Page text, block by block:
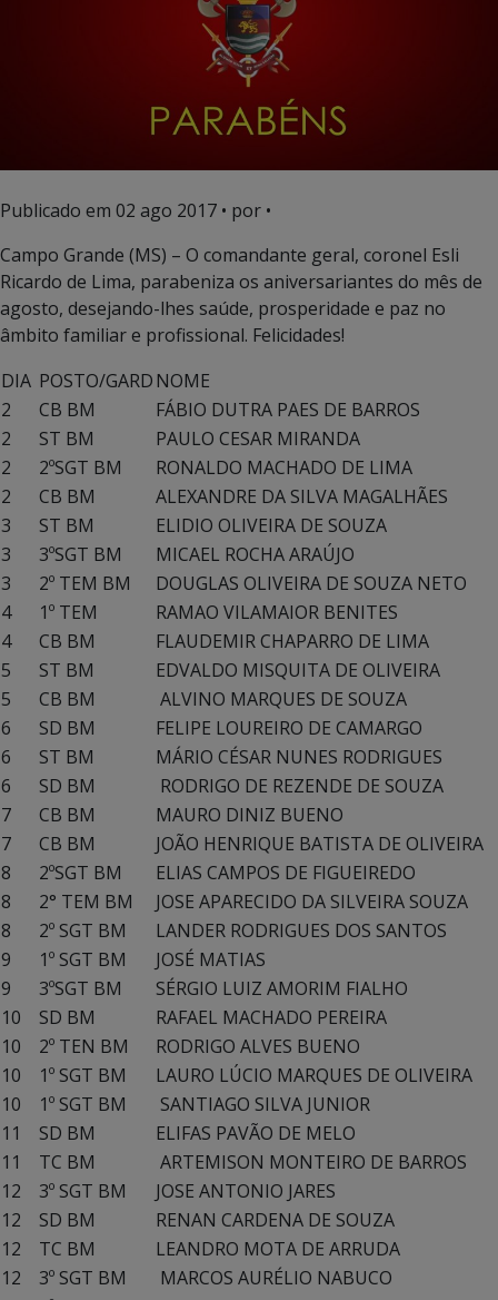
Publicado em 02 ago 2017 • por •
Campo Grande (MS) – O comandante geral, coronel Esli
Ricardo de Lima, parabeniza os aniversariantes do mês de
agosto, desejando-lhes saúde, prosperidade e paz no
âmbito familiar e profissional. Felicidades!
DIA POSTO/GARDNOME
2
CB BM
FÁBIO DUTRA PAES DE BARROS
2
ST BM
PAULO CESAR MIRANDA
2
2ºSGT BM
RONALDO MACHADO DE LIMA
2
CB BM
ALEXANDRE DA SILVA MAGALHÃES
3
ST BM
ELIDIO OLIVEIRA DE SOUZA
3
3ºSGT BM
MICAEL ROCHA ARAÚJO
3
2º TEM BM
DOUGLAS OLIVEIRA DE SOUZA NETO
4
1º TEM
RAMAO VILAMAIOR BENITES
4
CB BM
FLAUDEMIR CHAPARRO DE LIMA
5
ST BM
EDVALDO MISQUITA DE OLIVEIRA
5
CB BM
ALVINO MARQUES DE SOUZA
6
SD BM
FELIPE LOUREIRO DE CAMARGO
6
ST BM
MÁRIO CÉSAR NUNES RODRIGUES
6
SD BM
RODRIGO DE REZENDE DE SOUZA
7
CB BM
MAURO DINIZ BUENO
7
CB BM
JOÃO HENRIQUE BATISTA DE OLIVEIRA
8
2ºSGT BM
ELIAS CAMPOS DE FIGUEIREDO
8
2° TEM BM
JOSE APARECIDO DA SILVEIRA SOUZA
8
2º SGT BM
LANDER RODRIGUES DOS SANTOS
9
1º SGT BM
JOSÉ MATIAS
9
3ºSGT BM
SÉRGIO LUIZ AMORIM FIALHO
10
SD BM
RAFAEL MACHADO PEREIRA
10
2º TEN BM
RODRIGO ALVES BUENO
10
1º SGT BM
LAURO LÚCIO MARQUES DE OLIVEIRA
10
1º SGT BM
SANTIAGO SILVA JUNIOR
11
SD BM
ELIFAS PAVÃO DE MELO
11
TC BM
ARTEMISON MONTEIRO DE BARROS
12
3º SGT BM
JOSE ANTONIO JARES
12
SD BM
RENAN CARDENA DE SOUZA
12
TC BM
LEANDRO MOTA DE ARRUDA
12
3º SGT BM
MARCOS AURÉLIO NABUCO